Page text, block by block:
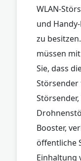
WLAN-
und
zu
müssen
Sie, dass
Störsender
Störsender,
Booster,
öffentliche
Einhaltung